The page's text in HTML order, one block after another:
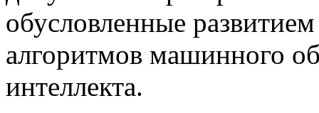
обусловленные
алгоритмов машинного
интеллекта.